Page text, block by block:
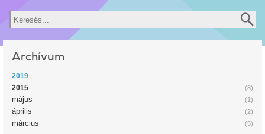
Keresés
Archívum
2019
(8)
2015
(1)
május
(2)
április
(5)
március